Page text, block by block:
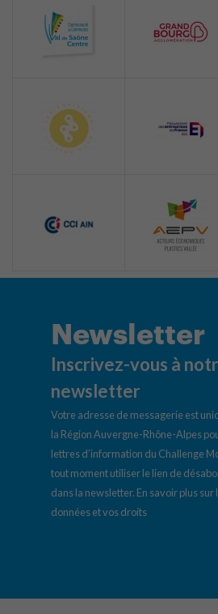
Newsletter
Inscrivez-vous à
newsletter
Votre adresse de messagerie est
la Région Auvergne-Rhône-Alpes
lettres d’information du Challenge
tout moment utiliser le lien de
dans la newsletter. En savoir plus
données et vos droits